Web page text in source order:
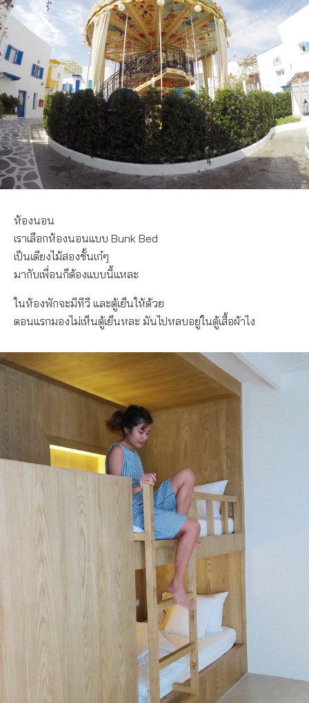
ห้องนอน
เราเลือกห้องนอนแบบ Bunk Bed
เป็นเตียงไม้สองชั้นเก๋ๆ
มากับเพื่อนก็ต้องแบบนี้แหละ
ในห้องพักจะมีทีวี และตู้เย็นให้ด้วย
ตอนแรกมองไม่เห็นตู้เย็นหละ มันไปหลบอยู่ในตู้เสื้อผ้าไง